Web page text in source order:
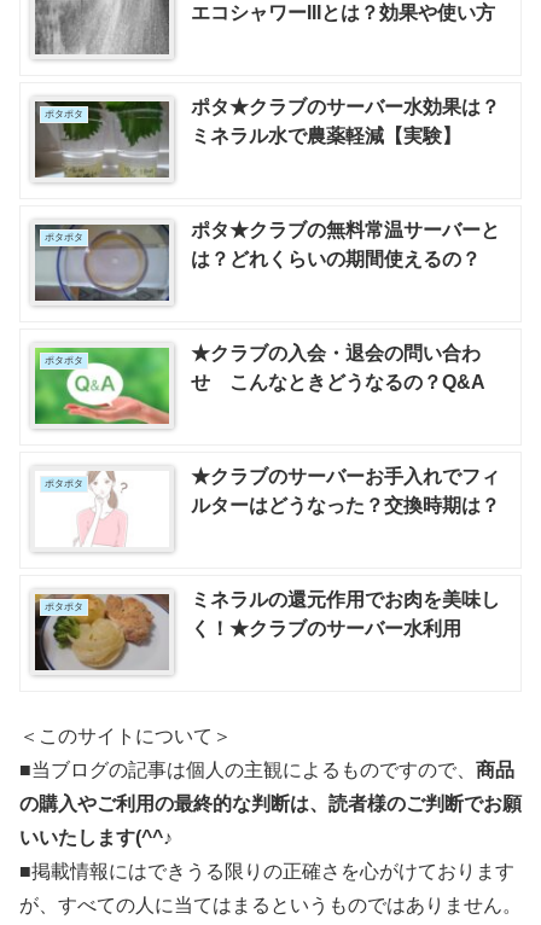
エコシャワーIIIとは？効果や使い方
ポタポタ
ポタ★クラブのサーバー水効果は？
ミネラル水で農薬軽減【実験】
ポタポタ
ポタ★クラブの無料常温サーバーと
は？どれくらいの期間使えるの？
ポタポタ
★クラブの入会・退会の問い合わ
せ こんなときどうなるの？Q&A
ポタポタ
★クラブのサーバーお手入れでフィ
ルターはどうなった？交換時期は？
ポタポタ
ミネラルの還元作用でお肉を美味し
く！★クラブのサーバー水利用
＜このサイトについて＞
■当ブログの記事は個人の主観によるものですので、 商品
の購入やご利用の最終的な判断は、読者様のご判断でお願
いいたします(^^♪
■掲載情報にはできうる限りの正確さを心がけております
が、すべての人に当てはまるというものではありません。